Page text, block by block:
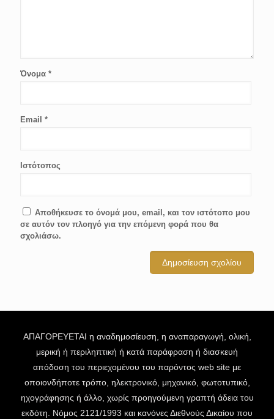
Όνομα *
Email *
Ιστότοπος
Αποθήκευσε το όνομά μου, email, και τον ιστότοπο μου
σε αυτόν τον πλοηγό για την επόμενη φορά που θα
σχολιάσω.
ΑΠΑΓΟΡΕΥΕΤΑΙ η αναδημοσίευση, η αναπαραγωγή, ολική,
μερική ή περιληπτική ή κατά παράφραση ή διασκευή
απόδοση του περιεχομένου του παρόντος web site με
οποιονδήποτε τρόπο, ηλεκτρονικό, μηχανικό, φωτοτυπικό,
ηχογράφησης ή άλλο, χωρίς προηγούμενη γραπτή άδεια του
εκδότη. Νόμος 2121/1993 και κανόνες Διεθνούς Δικαίου που